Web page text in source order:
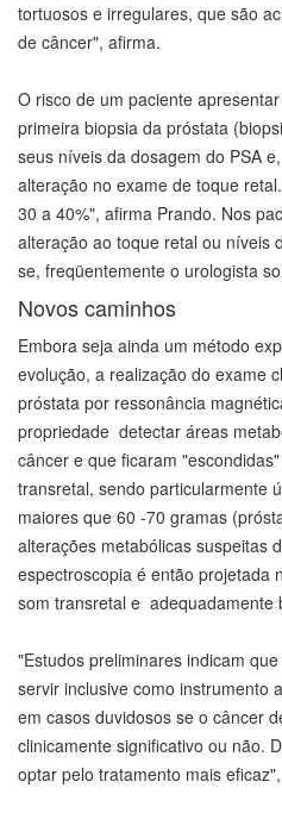
tortuosos e irregulares, que são
de câncer", afirma.
O risco de um paciente
primeira biopsia da próstata
seus níveis da dosagem do PSA
alteração no exame de toque
30 a 40%", afirma Prando. Nos
alteração ao toque retal ou níveis
se, freqüentemente o urologista
Novos caminhos
Embora seja ainda um método
evolução, a realização do exame
próstata por ressonância
propriedade detectar áreas
câncer e que ficaram
transretal, sendo particularmente
maiores que 60 -70 gramas
alterações metabólicas suspeitas
espectroscopia é então projetada
som transretal e adequadamente
"Estudos preliminares indicam
servir inclusive como instrumento
em casos duvidosos se o câncer
clinicamente significativo ou não.
optar pelo tratamento mais